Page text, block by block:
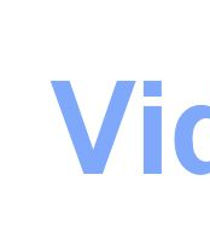
contenu